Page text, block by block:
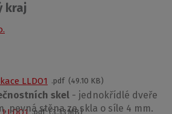
S
675-705
LIST
LLDO1 pdf 49.10 KB
pdf 3.33 MB
kraj
koutu LLDO1+LLB:
skel - jednokřídlé dveře
pevná stěna ze skla o síle 4 mm.